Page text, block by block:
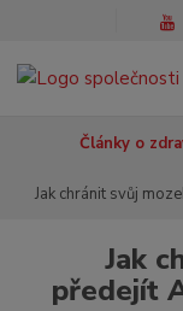
o
Články o
Jak chránit svůj
Jak
předejít